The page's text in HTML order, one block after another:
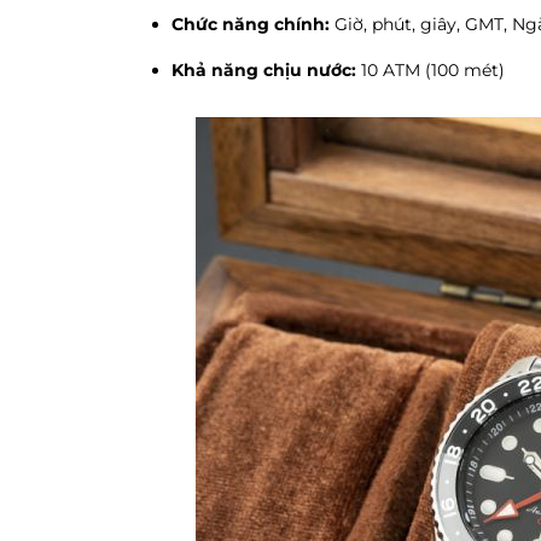
Chức năng chính: Giờ, phút, giây, GMT,
Khả năng chịu nước: 10 ATM (100 mét)